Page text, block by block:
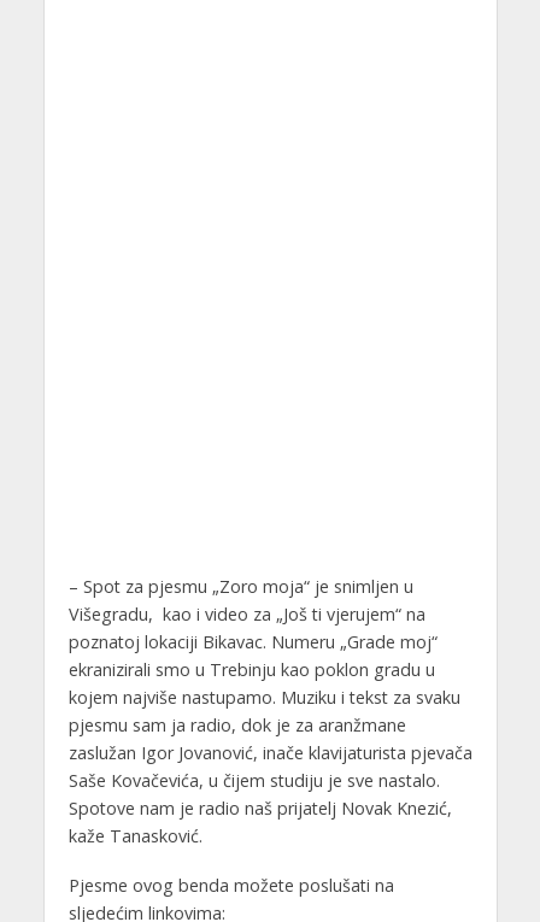
– Spot za pjesmu „Zoro moja“ je snimljen u
Višegradu, kao i video za „Još ti vjerujem“ na
poznatoj lokaciji Bikavac. Numeru „Grade moj“
ekranizirali smo u Trebinju kao poklon gradu u
kojem najviše nastupamo. Muziku i tekst za svaku
pjesmu sam ja radio, dok je za aranžmane
zaslužan Igor Jovanović, inače klavijaturista pjevača
Saše Kovačevića, u čijem studiju je sve nastalo.
Spotove nam je radio naš prijatelj Novak Knezić,
kaže Tanasković.
Pjesme ovog benda možete poslušati na
sljedećim linkovima: